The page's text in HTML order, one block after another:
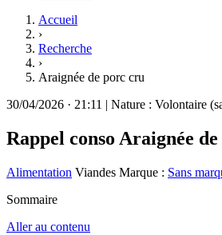
Accueil
›
Recherche
›
Araignée de porc cru
30/04/2026 · 21:11 | Nature : Volontaire
Rappel conso Araignée
Alimentation Viandes Marque : Sans
Sommaire
Aller au contenu